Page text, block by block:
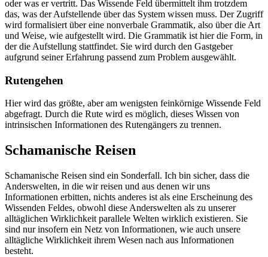
oder was er vertritt. Das Wissende Feld übermittelt ihm trotzdem
das, was der Aufstellende über das System wissen muss. Der Zugriff
wird formalisiert über eine nonverbale Grammatik, also über die Art
und Weise, wie aufgestellt wird. Die Grammatik ist hier die Form, in
der die Aufstellung stattfindet. Sie wird durch den Gastgeber
aufgrund seiner Erfahrung passend zum Problem ausgewählt.
Rutengehen
Hier wird das größte, aber am wenigsten feinkörnige Wissende Feld
abgefragt. Durch die Rute wird es möglich, dieses Wissen von
intrinsischen Informationen des Rutengängers zu trennen.
Schamanische Reisen
Schamanische Reisen sind ein Sonderfall. Ich bin sicher, dass die
Anderswelten, in die wir reisen und aus denen wir uns
Informationen erbitten, nichts anderes ist als eine Erscheinung des
Wissenden Feldes, obwohl diese Anderswelten als zu unserer
alltäglichen Wirklichkeit parallele Welten wirklich existieren. Sie
sind nur insofern ein Netz von Informationen, wie auch unsere
alltägliche Wirklichkeit ihrem Wesen nach aus Informationen
besteht.